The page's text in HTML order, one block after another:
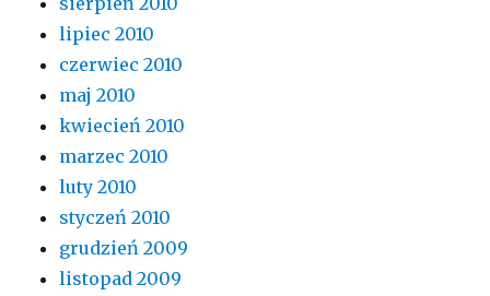
lipiec 2010
czerwiec 2010
maj 2010
kwiecień 2010
marzec 2010
luty 2010
styczeń 2010
grudzień 2009
listopad 2009